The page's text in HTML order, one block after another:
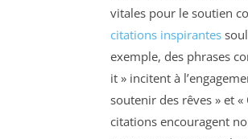
vitales pour le soutien
citations inspirantes
exemple, des phrases
it » incitent à
soutenir des rêves » et
citations encouragent